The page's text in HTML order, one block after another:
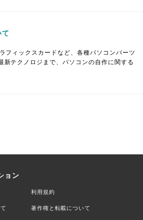
フィックスカードなど、各種パソコンパーツ
新テクノロジまで、パソコンの自作に関する
ョン
利用規約
著作権と転載について